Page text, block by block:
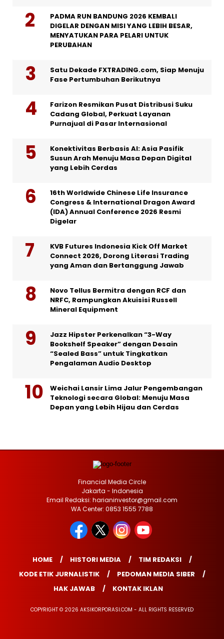
PADMA RUN BANDUNG 2026 KEMBALI
DIGELAR DENGAN MISI YANG LEBIH BESAR,
MENYATUKAN PARA PELARI UNTUK
PERUBAHAN
Satu Dekade FXTRADING.com, Siap Menuju
Fase Pertumbuhan Berikutnya
Farizon Resmikan Pusat Distribusi Suku
Cadang Global, Perkuat Layanan
Purnajual di Pasar Internasional
Konektivitas Berbasis AI: Asia Pasifik
Susun Arah Menuju Masa Depan Digital
yang Lebih Cerdas
16th Worldwide Chinese Life Insurance
Congress & International Dragon Award
(IDA) Annual Conference 2026 Resmi
Digelar
KVB Futures Indonesia Kick Off Market
Connect 2026, Dorong Literasi Trading
yang Aman dan Bertanggung Jawab
Novo Tellus Bermitra dengan RCF dan
NRFC, Rampungkan Akuisisi Russell
Mineral Equipment
Jazz Hipster Perkenalkan “3-Way
Bookshelf Speaker” dengan Desain
“Sealed Bass” untuk Tingkatkan
Pengalaman Audio Desktop
Weichai Lansir Lima Jalur Pengembangan
Teknologi secara Global: Menuju Masa
Depan yang Lebih Hijau dan Cerdas
Financial Media Circle
Jakarta - Indonesia
Email Redaksi: harianinvestor@gmail.com
WA Center: 0853 1555 7788
HOME HISTORI MEDIA
TIM REDAKSI
KODE ETIK JURNALISTIK
PEDOMAN MEDIA SIBER
HAK JAWAB
KONTAK IKLAN
COPYRIGHT © 2026 AKSIKORPORASI.COM - ALL RIGHTS RESERVED